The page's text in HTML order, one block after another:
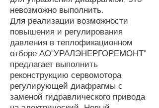
невозможно выполнить.
Для реализации возможности
повышения и регулирования
давления в теплофикационном
отборе АО"УРАЛЭНЕРГОРЕМОНТ"
предлагает выполнить
реконструкцию сервомотора
регулирующей диафрагмы с
заменой гидравлического привода